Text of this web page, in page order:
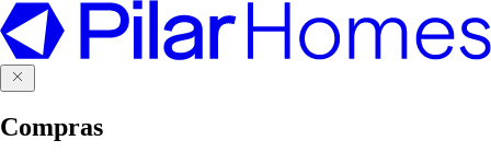
Compras